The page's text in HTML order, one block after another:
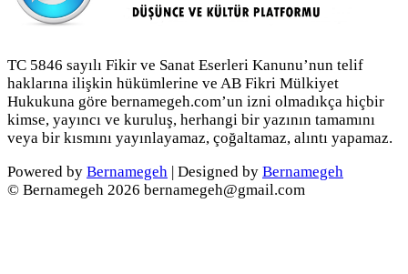
TC 5846 sayılı Fikir ve Sanat Eserleri Kanunu’nun telif
haklarına ilişkin hükümlerine ve AB Fikri Mülkiyet
Hukukuna göre bernamegeh.com’un izni olmadıkça hiçbir
kimse, yayıncı ve kuruluş, herhangi bir yazının tamamını
veya bir kısmını yayınlayamaz, çoğaltamaz, alıntı yapamaz.
Powered by Bernamegeh | Designed by Bernamegeh
© Bernamegeh 2026 bernamegeh@gmail.com